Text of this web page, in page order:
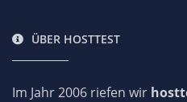
ÜBER HOSTTEST
Im Jahr 2006 riefen wir